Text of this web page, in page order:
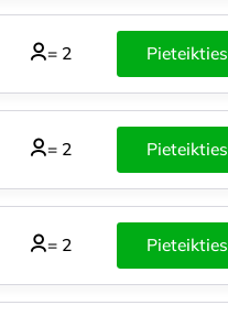
= 2 Pieteikties
= 2 Pieteikties
= 2 Pieteikties